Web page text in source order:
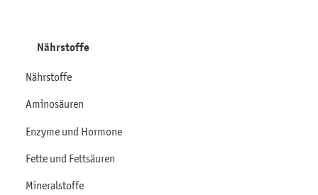
Nährstoffe
Nährstoffe
Aminosäuren
Enzyme und Hormone
Fette und Fettsäuren
Mineralstoffe